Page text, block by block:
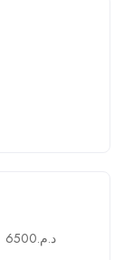
د.م.6500